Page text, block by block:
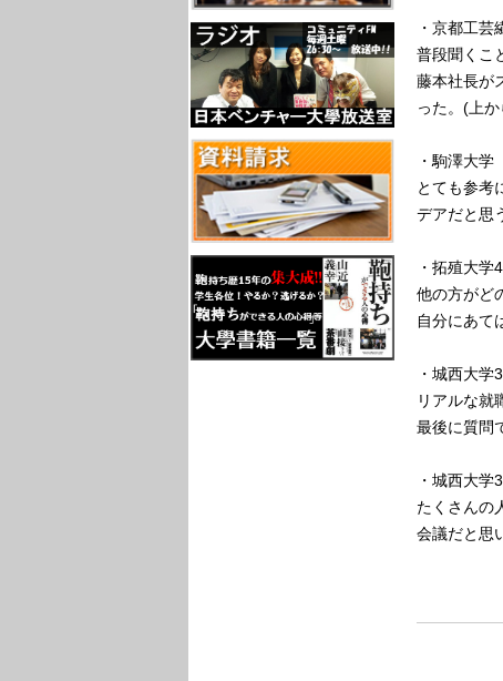
・京都工
普段聞くこ
藤本社長が
った。(上
・駒澤大
とても参考
デアだと思
・拓殖大
他の方がど
自分にあて
・城西大
リアルな就
最後に質問
・城西大学
たくさんの
会議だと思